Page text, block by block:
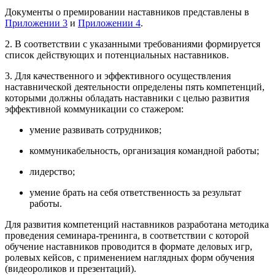
Документы о премировании наставников представлены в
Приложении 3 и Приложении 4.
2. В соответствии с указанными требованиями формируется
список действующих и потенциальных наставников.
3. Для качественного и эффективного осуществления
наставнической деятельности определены пять компетенций,
которыми должны обладать наставники с целью развития
эффективной коммуникации со стажером:
умение развивать сотрудников;
коммуникабельность, организация командной работы;
лидерство;
умение брать на себя ответственность за результат
работы.
Для развития компетенций наставников разработана методика
проведения семинара-тренинга, в соответствии с которой
обучение наставников проводится в формате деловых игр,
ролевых кейсов, с применением наглядных форм обучения
(видеороликов и презентаций).